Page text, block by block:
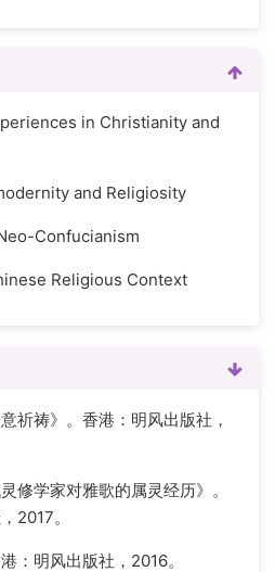
in Christianity and
and Religiosity
Confucianism
Religious Context
祈祷》。香港：明风出版社，
修学家对雅歌的属灵经历》。
2017。
：明风出版社，2016。